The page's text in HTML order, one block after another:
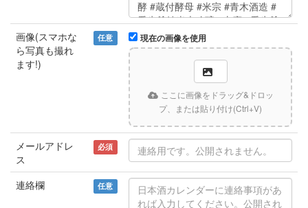
画像(スマホな
ら写真も撮れ
ます!)
任意 現在の画像を使用
ここに画像をドラッグ&ドロッ
プ、または貼り付け(Ctrl+V)
メールアドレ
ス
必須
連絡欄 任意